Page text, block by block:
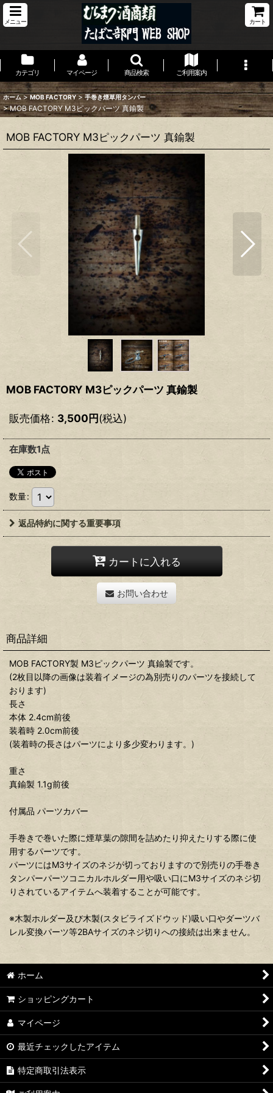
メニュー カート
カテゴリ マイページ 商品検索 ご利用案内
ホーム > MOB FACTORY > 手巻き煙草用タンパー
> MOB FACTORY M3ピックパーツ 真鍮製
MOB FACTORY M3ピックパーツ 真鍮製
MOB FACTORY M3ピックパーツ 真鍮製
販売価格: 3,500円(税込)
在庫数1点
数量:
返品特約に関する重要事項
カートに入れる
お問い合わせ
商品詳細
MOB FACTORY製 M3ピックパーツ 真鍮製です。
(2枚目以降の画像は装着イメージの為別売りのパーツを接続して
おります)
長さ
本体 2.4cm前後
装着時 2.0cm前後
(装着時の長さはパーツにより多少変わります。)
重さ
真鍮製 1.1g前後
付属品 パーツカバー
手巻きで巻いた際に煙草葉の隙間を詰めたり抑えたりする際に使
用するパーツです。
パーツにはM3サイズのネジが切っておりますので別売りの手巻き
タンパーパーツコニカルホルダー用や吸い口にM3サイズのネジ切
りされているアイテムへ装着することが可能です。
※木製ホルダー及び木製(スタビライズドウッド)吸い口やダーツバ
レル変換パーツ等2BAサイズのネジ切りへの接続は出来ません。
ホーム
ショッピングカート
マイページ
最近チェックしたアイテム
特定商取引法表示